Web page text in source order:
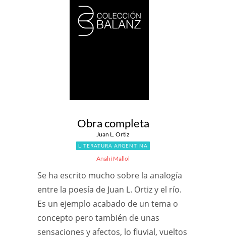
Obra completa
Juan L. Ortiz
LITERATURA ARGENTINA
Anahí Mallol
Se ha escrito mucho sobre la analogía
entre la poesía de Juan L. Ortiz y el río.
Es un ejemplo acabado de un tema o
concepto pero también de unas
sensaciones y afectos, lo fluvial, vueltos